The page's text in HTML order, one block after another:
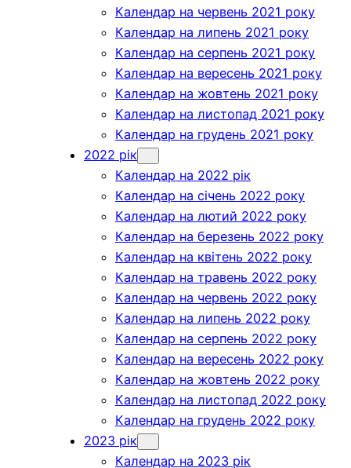
Календар на червень 2021 року
Календар на липень 2021 року
Календар на серпень 2021 року
Календар на вересень 2021 року
Календар на жовтень 2021 року
Календар на листопад 2021 року
Календар на грудень 2021 року
2022 рік
Календар на 2022 рік
Календар на січень 2022 року
Календар на лютий 2022 року
Календар на березень 2022 року
Календар на квітень 2022 року
Календар на травень 2022 року
Календар на червень 2022 року
Календар на липень 2022 року
Календар на серпень 2022 року
Календар на вересень 2022 року
Календар на жовтень 2022 року
Календар на листопад 2022 року
Календар на грудень 2022 року
2023 рік
Календар на 2023 рік